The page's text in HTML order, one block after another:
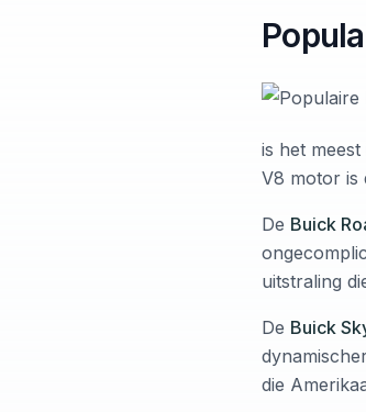
is het
V8 motor is
De Buick
uitstraling
De Buick
die